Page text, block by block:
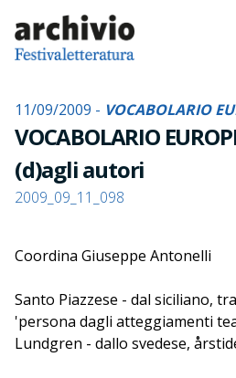
11/09/2009 - VOCABOLARIO
VOCABOLARIO
(d)agli autori
2009_09_11_098
Coordina Giuseppe Antonelli
Santo Piazzese - dal siciliano,
'persona dagli atteggiamenti
Lundgren - dallo svedese,